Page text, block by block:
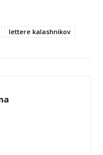
lettere kalashnikov